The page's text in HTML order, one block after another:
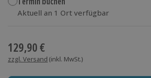
Aktuell an 1 Ort verfügbar
129,90 €
zzgl. Versand (inkl. MwSt.)